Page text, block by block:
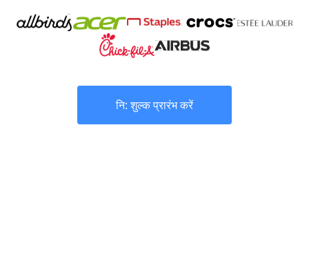
नि: शुल्क प्रारंभ करें